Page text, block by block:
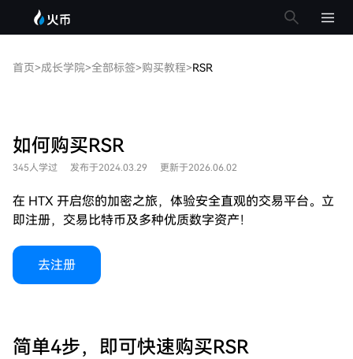
首页>成长学院>全部标签>购买教程>RSR
如何购买RSR
345人学过 发布于2024.03.29 更新于2026.06.02
在 HTX 开启您的加密之旅，体验安全直观的交易平台。立
即注册，交易比特币及多种优质数字资产！
去注册
简单4步，即可快速购买RSR